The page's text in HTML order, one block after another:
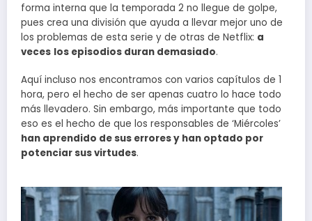
forma interna que la temporada 2 no llegue de golpe,
pues crea una división que ayuda a llevar mejor uno de
los problemas de esta serie y de otras de Netflix: a
veces los episodios duran demasiado.
Aquí incluso nos encontramos con varios capítulos de 1
hora, pero el hecho de ser apenas cuatro lo hace todo
más llevadero. Sin embargo, más importante que todo
eso es el hecho de que los responsables de ‘Miércoles’
han aprendido de sus errores y han optado por
potenciar sus virtudes.